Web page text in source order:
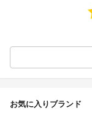
お気に入りブランド